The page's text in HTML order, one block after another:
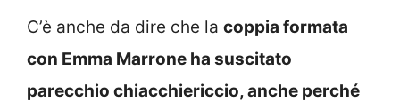
C’è anche da dire che la coppia formata
con Emma Marrone ha suscitato
parecchio chiacchiericcio, anche perché